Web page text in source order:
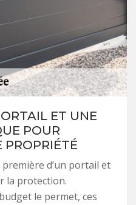
ET UNE
POUR
PROPRIÉTÉ
d’un portail et
la protection.
le permet, ces